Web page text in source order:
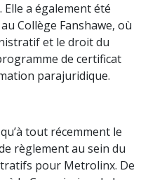
a également été
Collège Fanshawe, où
et le droit du
de certificat
parajuridique.
tout récemment le
règlement au sein du
pour Metrolinx. De